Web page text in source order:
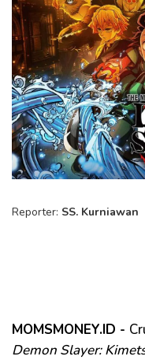
Reporter: SS. Kurniawan
MOMSMONEY.ID -
Demon Slayer: